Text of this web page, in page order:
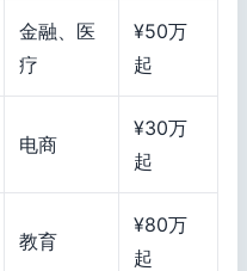
金融、医
疗
¥50万
起
电商
¥30万
起
教育
¥80万
起